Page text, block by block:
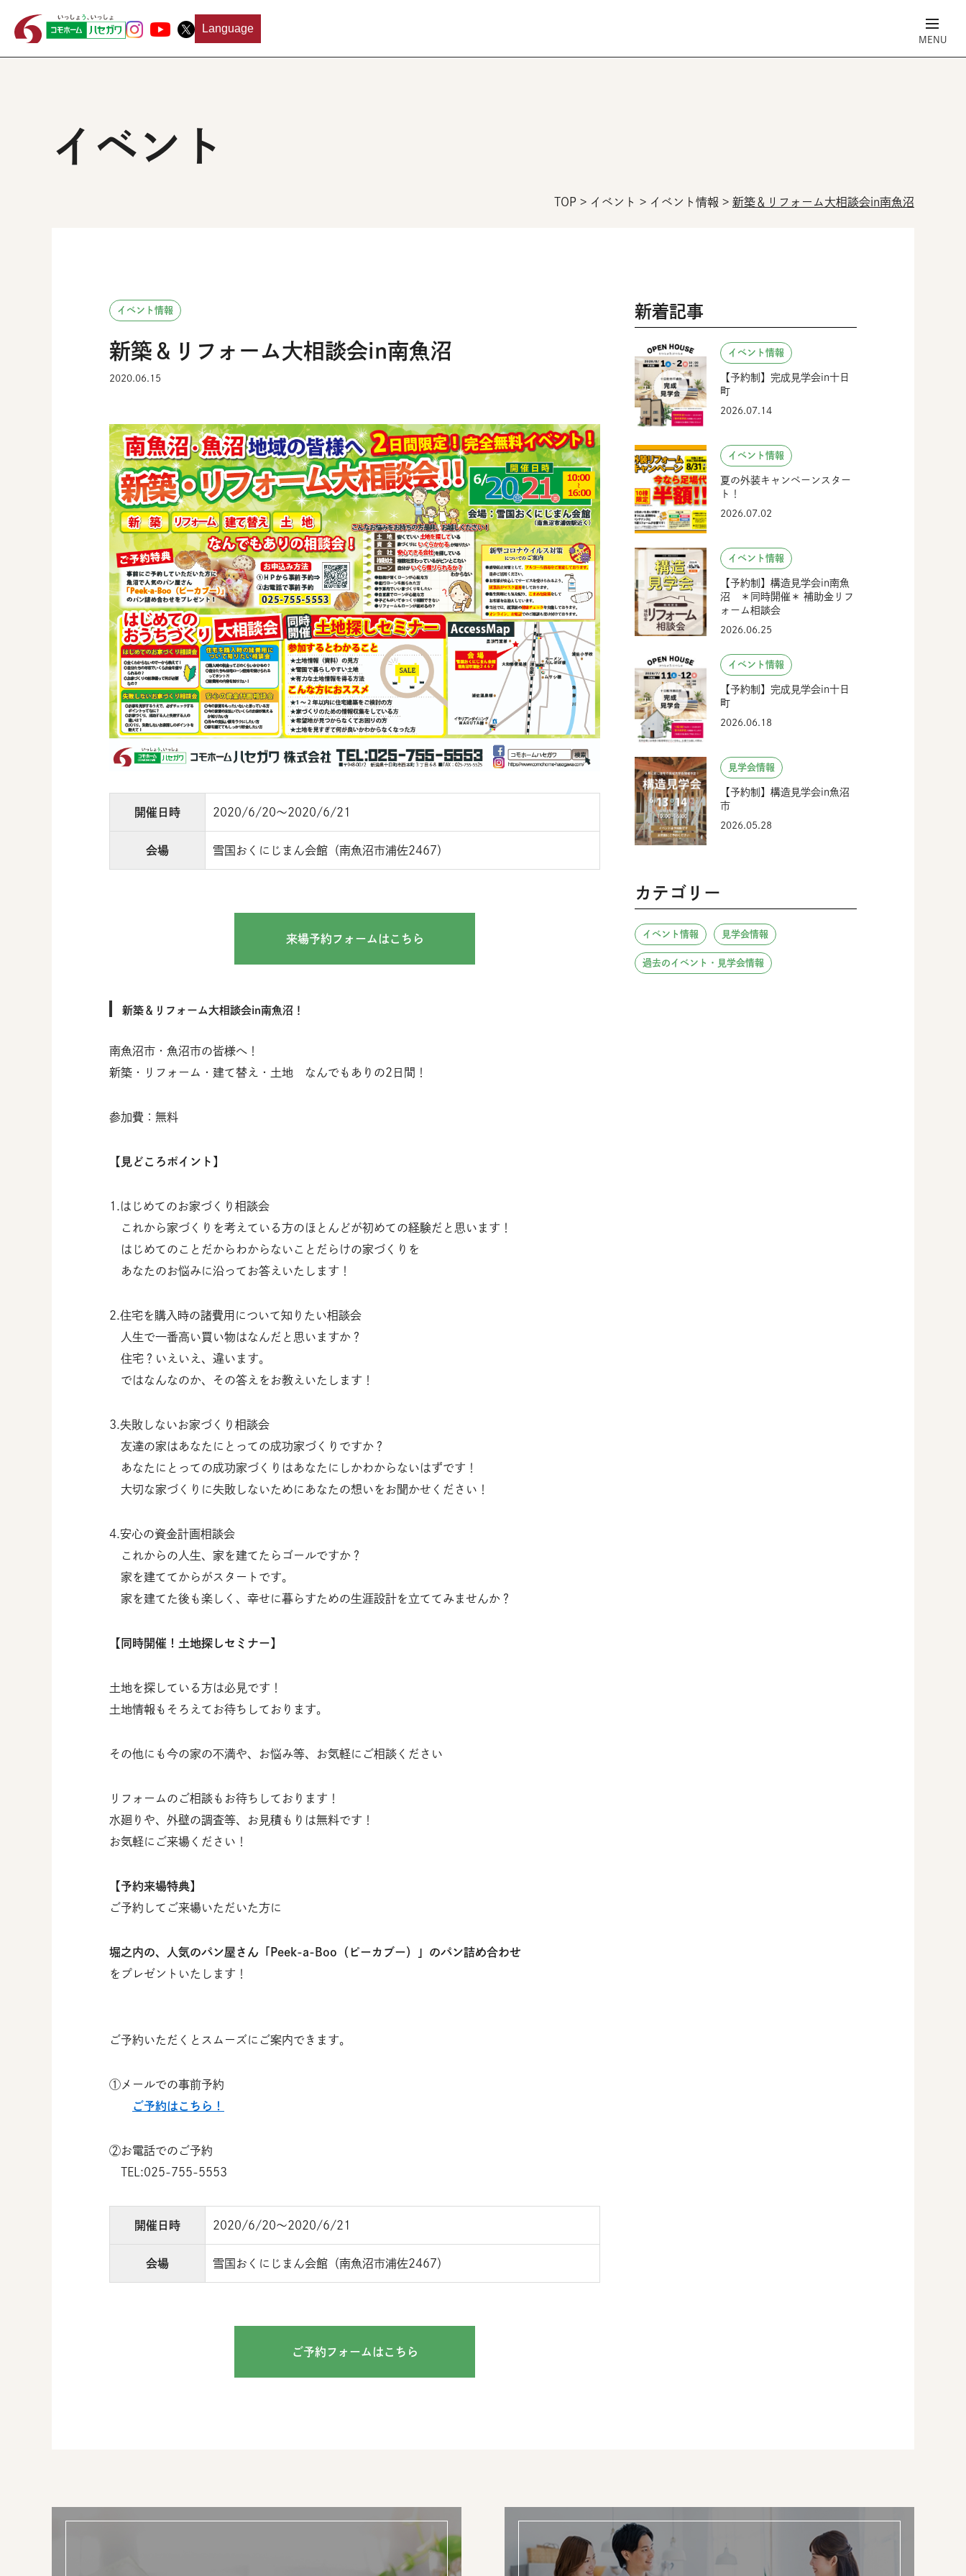
Language
イベント
TOP > イベント > イベント情報 > 新築＆リフォーム大相談会in南魚沼
イベント情報
新築＆リフォーム大相談会in南魚沼
2020.06.15
開催日時 2020/6/20～2020/6/21
会場 雪国おくにじまん会館（南魚沼市浦佐2467）
来場予約フォームはこちら
新築＆リフォーム大相談会in南魚沼！
南魚沼市・魚沼市の皆様へ！
新築・リフォーム・建て替え・土地 なんでもありの2日間！
参加費：無料
【見どころポイント】
1.はじめてのお家づくり相談会
これから家づくりを考えている方のほとんどが初めての経験だと思います！
はじめてのことだからわからないことだらけの家づくりを
あなたのお悩みに沿ってお答えいたします！
2.住宅を購入時の諸費用について知りたい相談会
人生で一番高い買い物はなんだと思いますか？
住宅？いえいえ、違います。
ではなんなのか、その答えをお教えいたします！
3.失敗しないお家づくり相談会
友達の家はあなたにとっての成功家づくりですか？
あなたにとっての成功家づくりはあなたにしかわからないはずです！
大切な家づくりに失敗しないためにあなたの想いをお聞かせください！
4.安心の資金計画相談会
これからの人生、家を建てたらゴールですか？
家を建ててからがスタートです。
家を建てた後も楽しく、幸せに暮らすための生涯設計を立ててみませんか？
【同時開催！土地探しセミナー】
土地を探している方は必見です！
土地情報もそろえてお待ちしております。
その他にも今の家の不満や、お悩み等、お気軽にご相談ください
リフォームのご相談もお待ちしております！
水廻りや、外壁の調査等、お見積もりは無料です！
お気軽にご来場ください！
【予約来場特典】
ご予約してご来場いただいた方に
堀之内の、人気のパン屋さん「Peek-a-Boo（ピーカブー）」のパン詰め合わせ
をプレゼントいたします！
ご予約いただくとスムーズにご案内できます。
①メールでの事前予約
ご予約はこちら！
②お電話でのご予約
TEL:025-755-5553
開催日時 2020/6/20～2020/6/21
会場 雪国おくにじまん会館（南魚沼市浦佐2467）
ご予約フォームはこちら
新着記事
イベント情報
【予約制】完成見学会in十日
町
2026.07.14
イベント情報
夏の外装キャンペーンスター
ト！
2026.07.02
イベント情報
【予約制】構造見学会in南魚
沼 ＊同時開催＊ 補助金リフ
ォーム相談会
2026.06.25
イベント情報
【予約制】完成見学会in十日
町
2026.06.18
見学会情報
【予約制】構造見学会in魚沼
市
2026.05.28
カテゴリー
イベント情報 見学会情報
過去のイベント・見学会情報